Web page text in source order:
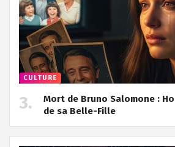
CULTURE
Mort de Bruno Salomone :
de sa Belle-Fille